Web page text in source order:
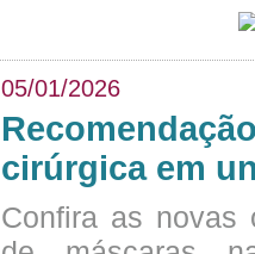
05/01/2026
cirúrgica em
Confira as novas